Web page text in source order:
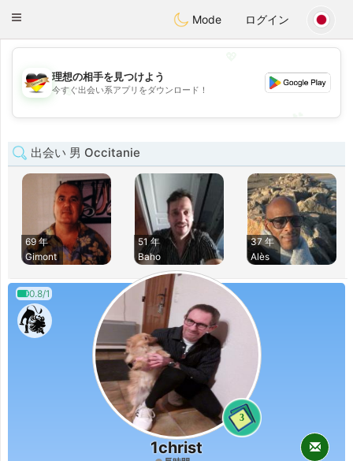
Deutsch Dating
Toggle
Mode ログイン
💖
💕
理想の相手を見つけよう
今すぐ出会い系アプリをダウンロード！
出会い 男 Occitanie
69 年
Gimont
51 年
Baho
37 年
Alès
0.8/1
3
1christ